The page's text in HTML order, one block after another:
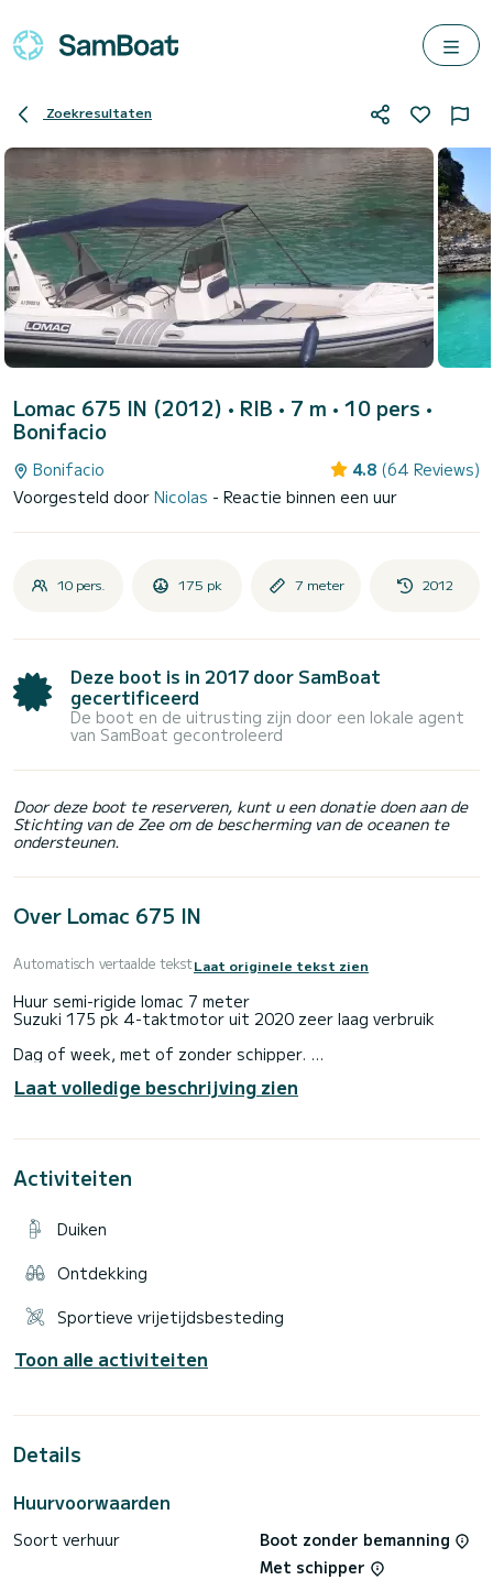
Zoekresultaten
Lomac 675 IN (2012) • RIB • 7 m • 10 pers •
Bonifacio
Bonifacio 4.8 (64 Reviews)
Voorgesteld door Nicolas - Reactie binnen een uur
10 pers. 175 pk 7 meter 2012
Deze boot is in 2017 door SamBoat
gecertificeerd
De boot en de uitrusting zijn door een lokale agent
van SamBoat gecontroleerd
Door deze boot te reserveren, kunt u een donatie doen aan de
Stichting van de Zee om de bescherming van de oceanen te
ondersteunen.
Over Lomac 675 IN
Automatisch vertaalde tekstLaat originele tekst zien
Huur semi-rigide lomac 7 meter
Suzuki 175 pk 4-taktmotor uit 2020 zeer laag verbruik
Dag of week, met of zonder schipper.
Zonnebaden
Hoge zonsnelheid
Bluetooth USB autoradio
Mogelijkheid om een boei te huren 50e dag)
Het bevindt zich in de haven van Bonifacio als je het wilt
Laat volledige beschrijving zien
Activiteiten
Duiken
Ontdekking
Sportieve vrijetijdsbesteding
Toon alle activiteiten
Details
Huurvoorwaarden
Soort verhuur
Boot zonder bemanning
Met schipper